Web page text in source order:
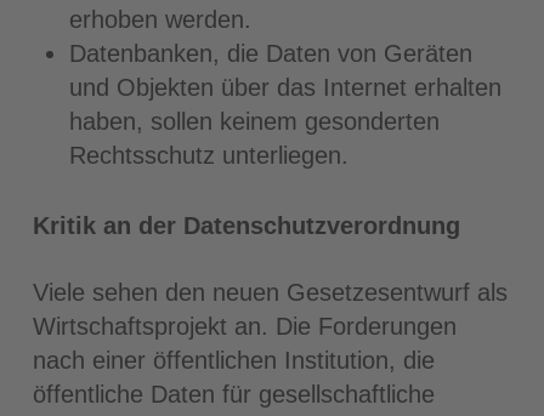
erhoben werden.
Datenbanken, die Daten von Geräten
und Objekten über das Internet erhalten
haben, sollen keinem gesonderten
Rechtsschutz unterliegen.
Kritik an der Datenschutzverordnung
Viele sehen den neuen Gesetzesentwurf als
Wirtschaftsprojekt an. Die Forderungen
nach einer öffentlichen Institution, die
öffentliche Daten für gesellschaftliche